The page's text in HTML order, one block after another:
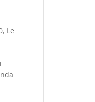
, Le